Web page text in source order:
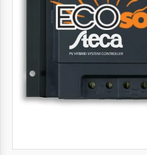
Autentifică-
Înregistrează-